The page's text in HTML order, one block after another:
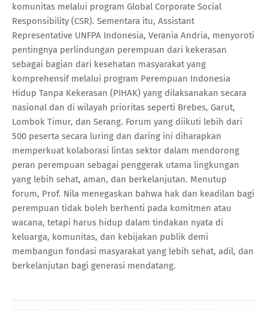
komunitas melalui program Global Corporate Social
Responsibility (CSR). Sementara itu, Assistant
Representative UNFPA Indonesia, Verania Andria, menyoroti
pentingnya perlindungan perempuan dari kekerasan
sebagai bagian dari kesehatan masyarakat yang
komprehensif melalui program Perempuan Indonesia
Hidup Tanpa Kekerasan (PIHAK) yang dilaksanakan secara
nasional dan di wilayah prioritas seperti Brebes, Garut,
Lombok Timur, dan Serang. Forum yang diikuti lebih dari
500 peserta secara luring dan daring ini diharapkan
memperkuat kolaborasi lintas sektor dalam mendorong
peran perempuan sebagai penggerak utama lingkungan
yang lebih sehat, aman, dan berkelanjutan. Menutup
forum, Prof. Nila menegaskan bahwa hak dan keadilan bagi
perempuan tidak boleh berhenti pada komitmen atau
wacana, tetapi harus hidup dalam tindakan nyata di
keluarga, komunitas, dan kebijakan publik demi
membangun fondasi masyarakat yang lebih sehat, adil, dan
berkelanjutan bagi generasi mendatang.